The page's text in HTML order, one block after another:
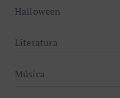
Halloween
Literatura
Música